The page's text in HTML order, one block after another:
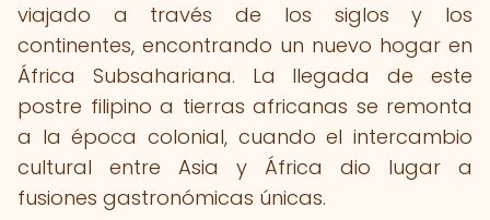
viajado a través de los siglos y los
continentes, encontrando un nuevo hogar en
África Subsahariana. La llegada de este
postre filipino a tierras africanas se remonta
a la época colonial, cuando el intercambio
cultural entre Asia y África dio lugar a
fusiones gastronómicas únicas.